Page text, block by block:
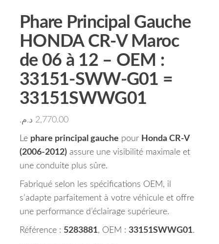
Phare Principal Gauche
HONDA CR-V Maroc
de 06 à 12 – OEM :
33151-SWW-G01 =
33151SWWG01
2,770.00 د.م.
Le phare principal gauche pour Honda CR-V
(2006-2012) assure une visibilité maximale et
une conduite plus sûre.
Fabriqué selon les spécifications OEM, il
s’adapte parfaitement à votre véhicule et offre
une performance d’éclairage supérieure.
Référence : 5283881, OEM : 33151SWWG01.